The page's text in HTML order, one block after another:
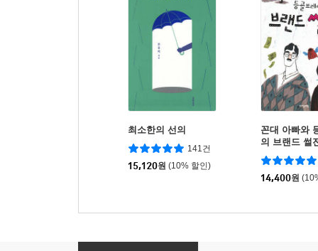
최소한의 선의
141건
15,120원 (10% 할인)
꼰대 아빠와
의 브랜드 썰
14,400원